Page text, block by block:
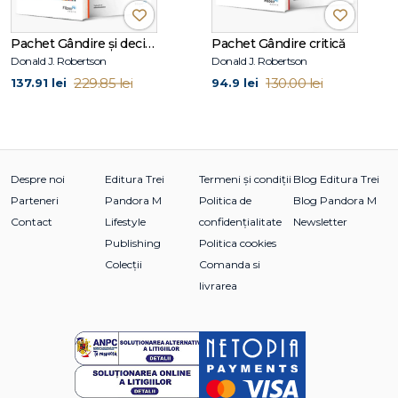
Pachet Gândire și decizie
Donald J. Robertson
137.91 lei 229.85 lei
Pachet Gândire critică
Donald J. Robertson
94.9 lei 130.00 lei
Despre noi
Parteneri
Contact
Editura Trei
Pandora M
Lifestyle
Publishing
Colecții
Termeni și condiții
Politica de
confidențialitate
Politica cookies
Comanda si
livrarea
Blog Editura Trei
Blog Pandora M
Newsletter